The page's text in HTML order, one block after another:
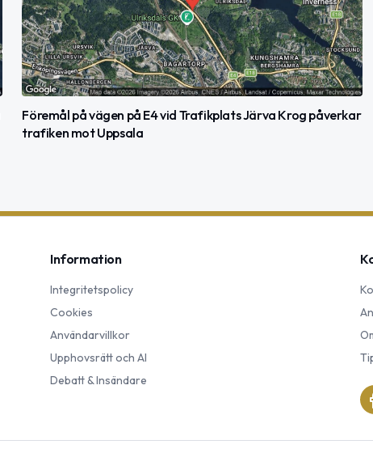
Föremål på vägen på E4 vid Trafikplats Järva Krog påverkar
trafiken mot Uppsala
Information
Integritetspolicy
Cookies
Användarvillkor
Upphovsrätt och AI
Debatt & Insändare